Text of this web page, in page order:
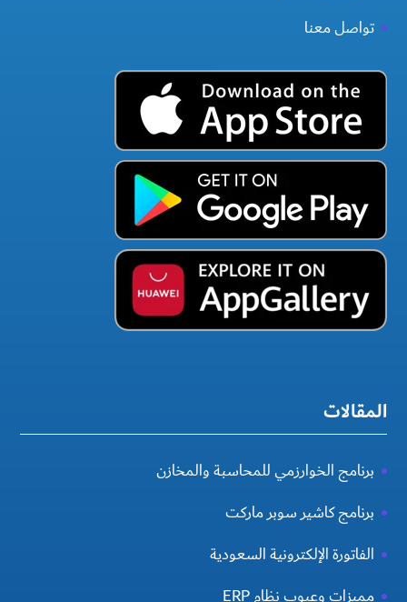
تواصل معنا
المقالات
برنامج الخوارزمي للمحاسبة والمخازن
برنامج كاشير سوبر ماركت
الفاتورة الإلكترونية السعودية
مميزات وعيوب نظام ERP